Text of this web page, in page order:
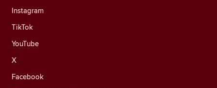
Instagram
TikTok
YouTube
X
Facebook